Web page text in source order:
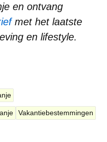
en ontvang
met het laatste
en lifestyle.
Vakantiebestemmingen